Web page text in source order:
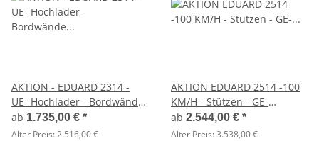
AKTION - EDUARD 2314 -
UE- Hochlader - Bordwände
30cm - 750 KG - Lfh:56 cm -
195/55R10 mit Hochplane
ab 1.735,00 € *
Alter Preis:2.516,00 €
AKTION EDUARD 2514 -100
KM/H - Stützen - GE-
Hochlader, Bordwände
30cm -1350kg- Lfh: 56cm
ab 2.544,00 € *
Alter Preis:3.538,00 €